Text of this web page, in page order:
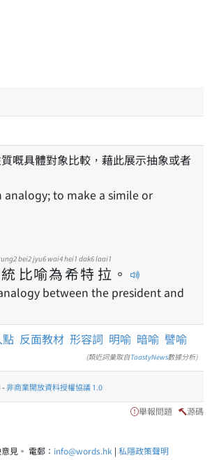
統 比
bei2
喻
jyu6
為
wai4
希
hei1
特
dak6
拉
laai1
。
between the president and
反面教材 形容詞 明喻 暗喻 譬喻
(類近詞彙取自ToastyNews數據分析)
-非商業開放資料授權協議 1.0
舉報問題 源碼
見。 電郵： info@words.hk | 私隱政策聲明